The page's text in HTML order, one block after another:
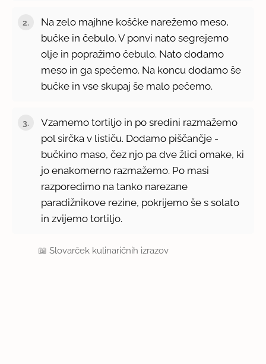
Na zelo majhne koščke narežemo meso,
bučke in čebulo. V ponvi nato segrejemo
olje in popražimo čebulo. Nato dodamo
meso in ga spečemo. Na koncu dodamo še
bučke in vse skupaj še malo pečemo.
Vzamemo tortiljo in po sredini razmažemo
pol sirčka v lističu. Dodamo piščančje -
bučkino maso, čez njo pa dve žlici omake, ki
jo enakomerno razmažemo. Po masi
razporedimo na tanko narezane
paradižnikove rezine, pokrijemo še s solato
in zvijemo tortiljo.
📖Slovarček kulinaričnih izrazov